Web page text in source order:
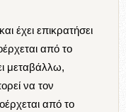
έχει επικρατήσει
από το
μεταβάλλω,
να τον
από το